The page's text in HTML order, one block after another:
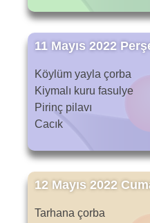
11 Mayıs 2022
Köylüm yayla çorba
Kiymalı kuru fasulye
Pirinç pilavı
Cacık
12 Mayıs 2022
Tarhana çorba